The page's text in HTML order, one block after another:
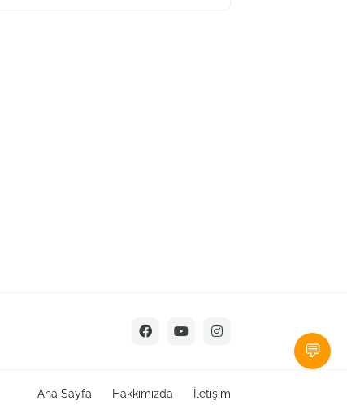
Ana Sayfa Hakkımızda İletişim
💬